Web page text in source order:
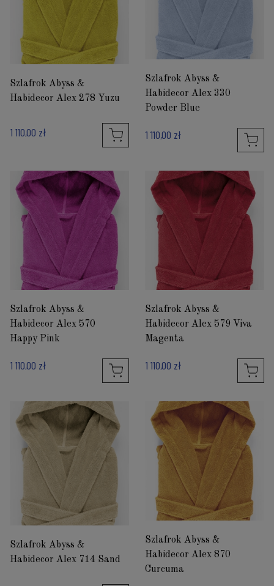
Szlafrok Abyss &
Habidecor Alex 278 Yuzu
1 110,00 zł
Szlafrok Abyss &
Habidecor Alex 330
Powder Blue
1 110,00 zł
Szlafrok Abyss &
Habidecor Alex 570
Happy Pink
1 110,00 zł
Szlafrok Abyss &
Habidecor Alex 579 Viva
Magenta
1 110,00 zł
Szlafrok Abyss &
Habidecor Alex 714 Sand
Szlafrok Abyss &
Habidecor Alex 870
Curcuma